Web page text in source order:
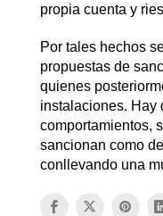
propia cuenta y
Por tales hechos
propuestas de
quienes
instalaciones. Hay
comportamientos,
sancionan como
conllevando una